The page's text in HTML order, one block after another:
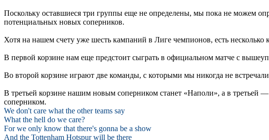
Поскольку оставшиеся три группы еще не определены, мы пока не можем
потенциальных новых соперников.
Хотя на нашем счету уже шесть кампаний в Лиге чемпионов, есть несколько
В первой корзине нам еще предстоит сыграть в официальном матче с
Во второй корзине играют две команды, с которыми мы никогда не
В третьей корзине нашим новым соперником станет «Наполи», а в
соперником.
We don't care what the other teams say
What the hell do we care?
For we only know that there's gonna be a show
And the Tottenham Hotspur will be there